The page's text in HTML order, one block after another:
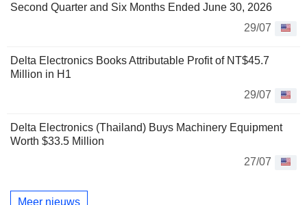
Second Quarter and Six Months Ended June 30, 2026
29/07
Delta Electronics Books Attributable Profit of NT$45.7
Million in H1
29/07
Delta Electronics (Thailand) Buys Machinery Equipment
Worth $33.5 Million
27/07
Meer nieuws